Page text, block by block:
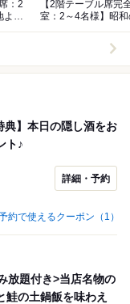
：2
よい
【2階テーブル席完
室：2～4名様】昭
典】本日の隠し酒をお
ト♪
詳細・予約
約で使えるクーポン（1）
放題付き>当店名物の
鮭の土鍋飯を味わえ